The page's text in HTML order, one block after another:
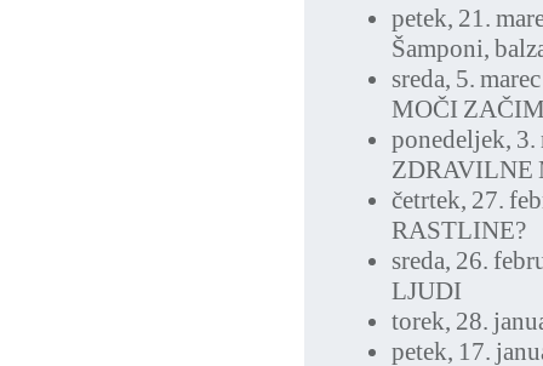
petek, 21.
Šamponi,
sreda, 5.
MOČI
ponedeljek,
ZDRAVILNE
četrtek, 27.
RASTLINE?
sreda, 26.
LJUDI
torek, 28.
petek, 17.